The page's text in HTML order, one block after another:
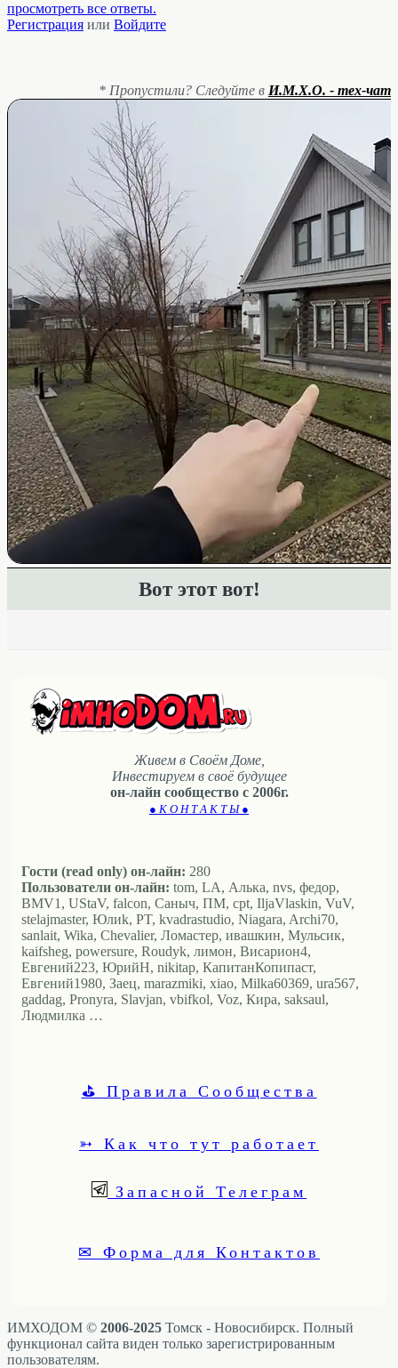
просмотреть все ответы.
Регистрация или Войдите
* Пропустили? Следуйте в И.М.Х.О. - тех-чат
Вот этот вот!
Живем в Своём Доме,
Инвестируем в своё будущее
он-лайн сообщество с 2006г.
● К О Н Т А К Т Ы ●
Гости (read only) он-лайн: 280
Пользователи он-лайн: tom, LA, Алька, nvs, федор,
BMV1, UStaV, falcon, Саныч, ПМ, cpt, IljaVlaskin, VuV,
stelajmaster, Юлиk, PT, kvadrastudio, Niagara, Archi70,
sanlait, Wika, Chevalier, Ломастер, ивашкин, Мульсик,
kaifsheg, powersure, Roudyk, лимон, Висариoн4,
Евгений223, ЮрийН, nikitap, КапитанКопипаст,
Евгений1980, Заец, marazmiki, xiao, Milka60369, ura567,
gaddag, Pronyra, Slavjan, vbifkol, Voz, Кира, saksaul,
Людмилка …
⛳ Правила Сообщества
➳ Как что тут работает
Запасной Телеграм
✉ Форма для Контактов
ИМХОДОМ © 2006-2025 Томск - Новосибирск. Полный
функционал сайта виден только зарегистрированным
пользователям.